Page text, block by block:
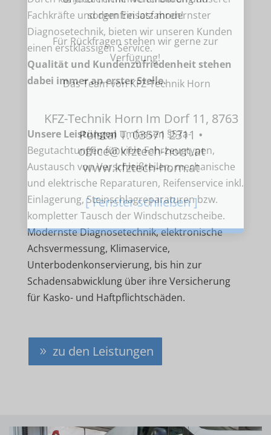
Fachkräfte und dem Einsatz modernster
Diagnosetechnik, bieten wir unseren Kunden
einen erstklassigen Service.
Qualität und Kundenzufriedenheit stehen
dabei immer an erster Stelle.
Unsere Leistungen umfassen §57a-
Begutachtungen für viele Fahrzeugtypen,
Austausch von Verschleißteilen, mechanische
und elektrische Reparaturen, Reifenservice inkl.
Einlagerung, Steinschlagreparaturen bzw.
kompletter Tausch der Windschutzscheibe.
Modernste Diagnosetechnik, elektronische
Achsvermessung, Klimaservice,
Unterbodenkonservierung, bis hin zur
Schadensabwicklung über ihre Versicherung
für Kasko- und Haftpflichtschäden.
zu den Leistungen
sorgenfrei losfahren!
Für Rückfragen stehen wir gerne zur
Verfügung!
Das Team von KFZ-Technik Horn
KFZ-Technik Horn Im Dorf 11, 8763
Pölstal T. 03571 2311 •
office@kfztech-horn.at
www.kfztech-horn.at
[ Fenster schließen ]